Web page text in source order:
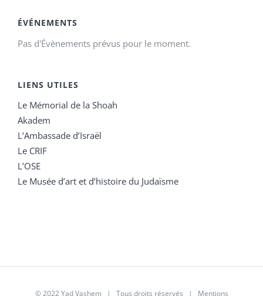
ÉVÉNEMENTS
Pas d'Évènements prévus pour le moment.
LIENS UTILES
Le Mémorial de la Shoah
Akadem
L’Ambassade d’Israël
Le CRIF
L’OSE
Le Musée d’art et d’histoire du Judaïsme
© 2022 Yad Vashem | Tous droits réservés | Mentions